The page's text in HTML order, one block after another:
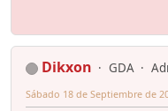
Dikxon GDA
Sábado 18 de Septiembre de